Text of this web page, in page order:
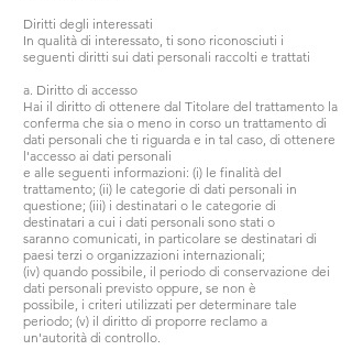
Diritti degli interessati
In qualità di interessato, ti sono riconosciuti i
seguenti diritti sui dati personali raccolti e trattati
a. Diritto di accesso
Hai il diritto di ottenere dal Titolare del trattamento la
conferma che sia o meno in corso un trattamento di
dati personali che ti riguarda e in tal caso, di ottenere
l'accesso ai dati personali
e alle seguenti informazioni: (i) le finalità del
trattamento; (ii) le categorie di dati personali in
questione; (iii) i destinatari o le categorie di
destinatari a cui i dati personali sono stati o
saranno comunicati, in particolare se destinatari di
paesi terzi o organizzazioni internazionali;
(iv) quando possibile, il periodo di conservazione dei
dati personali previsto oppure, se non è
possibile, i criteri utilizzati per determinare tale
periodo; (v) il diritto di proporre reclamo a
un'autorità di controllo.